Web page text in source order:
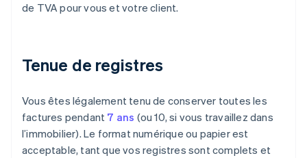
de TVA pour vous et votre client.
Tenue de registres
Vous êtes légalement tenu de conserver toutes les
factures pendant 7 ans (ou 10, si vous travaillez dans
l’immobilier). Le format numérique ou papier est
acceptable, tant que vos registres sont complets et